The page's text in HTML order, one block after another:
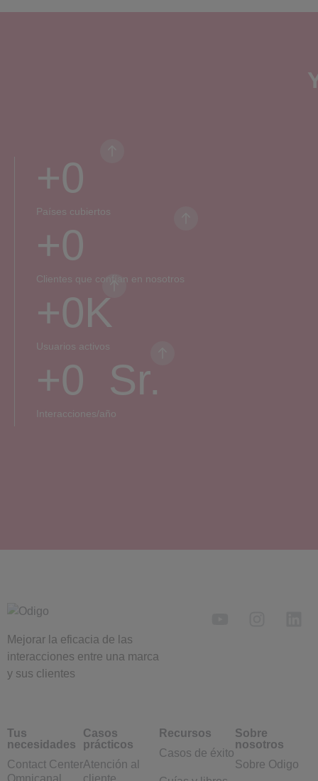
Países cubiertos
+0
Clientes que confían en nosotros
+0
Usuarios activos
+0K
Interacciones/año
+0
  Sr.
Mejorar la eficacia de las
interacciones entre una marca
y sus clientes
Tus
necesidades
Contact Center
Omnicanal
Casos
prácticos
Atención al
cliente
Recursos
Casos de éxito
Sobre
nosotros
Sobre Odigo